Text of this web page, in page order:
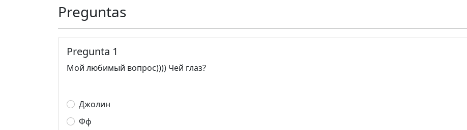
Preguntas
Pregunta 1
Мой любимый вопрос)))) Чей глаз?
Джолин
Фф